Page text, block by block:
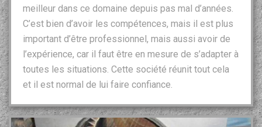
meilleur dans ce domaine depuis pas mal d’années.
C’est bien d’avoir les compétences, mais il est plus
important d’être professionnel, mais aussi avoir de
l’expérience, car il faut être en mesure de s’adapter à
toutes les situations. Cette société réunit tout cela
et il est normal de lui faire confiance.